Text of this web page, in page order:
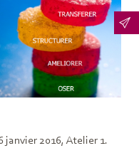
janvier 2016, Atelier 1.